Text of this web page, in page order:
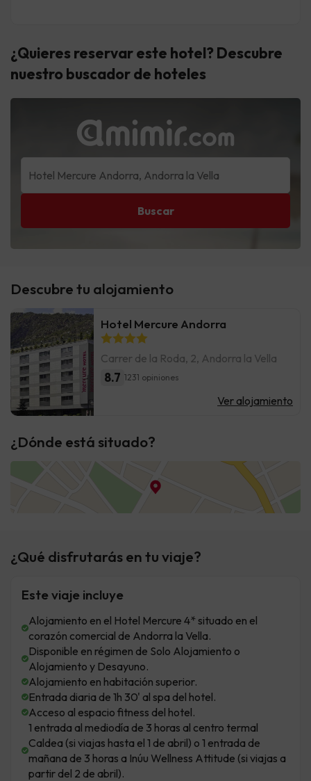
Descubre tu alojamiento
Hotel Mercure Andorra
Carrer de la Roda, 2, Andorra la Vella
8.7 1231 opiniones
Ver alojamiento
¿Dónde está situado?
¿Qué disfrutarás en tu viaje?
Este viaje incluye
Alojamiento en el Hotel Mercure 4* situado en el
corazón comercial de Andorra la Vella.
Disponible en régimen de Solo Alojamiento o
Alojamiento y Desayuno.
Alojamiento en habitación superior.
Entrada diaria de 1h 30' al spa del hotel.
Acceso al espacio fitness del hotel.
1 entrada al mediodía de 3 horas al centro termal
Caldea (si viajas hasta el 1 de abril) o 1 entrada de
mañana de 3 horas a Inúu Wellness Attitude (si viajas a
partir del 2 de abril).
¿Quieres reservar este hotel? Descubre
nuestro buscador de hoteles
Buscar